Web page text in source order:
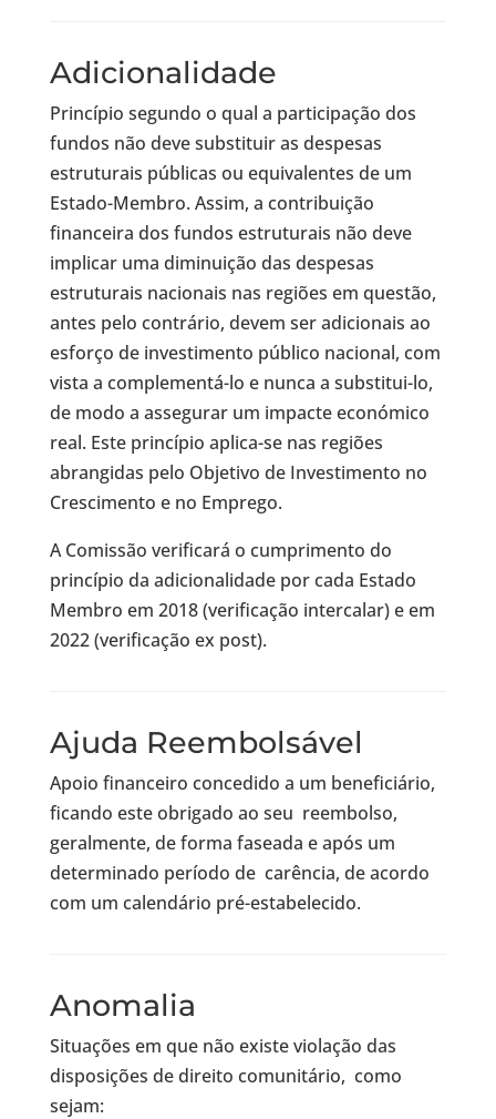
Adicionalidade
Princípio segundo o qual a participação dos
fundos não deve substituir as despesas
estruturais públicas ou equivalentes de um
Estado-Membro. Assim, a contribuição
financeira dos fundos estruturais não deve
implicar uma diminuição das despesas
estruturais nacionais nas regiões em questão,
antes pelo contrário, devem ser adicionais ao
esforço de investimento público nacional, com
vista a complementá-lo e nunca a substitui-lo,
de modo a assegurar um impacte económico
real. Este princípio aplica-se nas regiões
abrangidas pelo Objetivo de Investimento no
Crescimento e no Emprego.
A Comissão verificará o cumprimento do
princípio da adicionalidade por cada Estado
Membro em 2018 (verificação intercalar) e em
2022 (verificação ex post).
Ajuda Reembolsável
Apoio financeiro concedido a um beneficiário,
ficando este obrigado ao seu reembolso,
geralmente, de forma faseada e após um
determinado período de carência, de acordo
com um calendário pré-estabelecido.
Anomalia
Situações em que não existe violação das
disposições de direito comunitário, como
sejam: